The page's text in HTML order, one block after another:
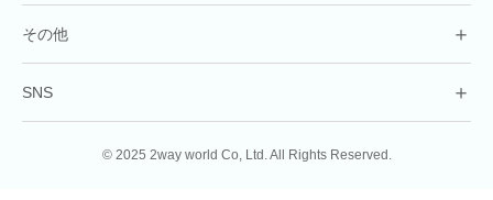
その他 ＋
SNS ＋
© 2025 2way world Co, Ltd. All Rights Reserved.